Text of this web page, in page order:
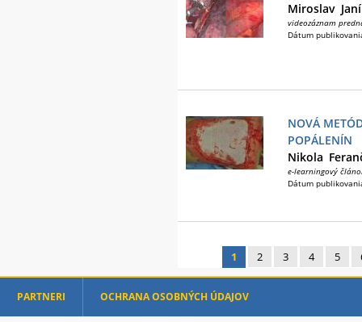
Miroslav
videozáznam
Dátum
NOVÁ
POPÁLENÍN
Nikola
e-learningový
Dátum
Stránky
1 2 3 4 5
PARTNERI OCHRANA OSOBNÝCH ÚDAJOV